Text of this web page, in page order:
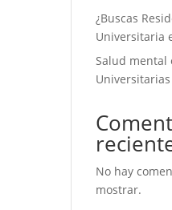
¿Buscas
Universitaria
Salud mental
Universitarias
No hay
mostrar.